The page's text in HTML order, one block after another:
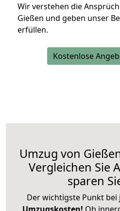
Wir verstehen die
Gießen und geben unser
erfüllen.
Kostenlose
Umzug von
Vergleichen Sie
sparen
Der wichtigste Punkt bei